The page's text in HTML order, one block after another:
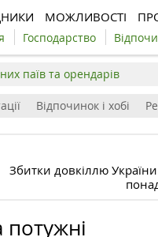
МОЖЛИВОСТІ
Господарство
паїв та орендарів
Відпочинок і хобі
Збитки довкіллю України